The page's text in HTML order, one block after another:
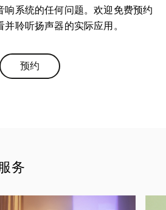
响系统的任何问题。欢迎免费预约
并聆听扬声器的实际应用。
预约Link Opens in New Tab
务